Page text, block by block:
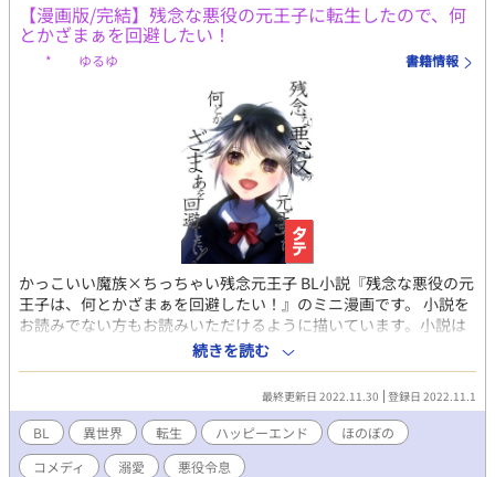
【漫画版/完結】残念な悪役の元王子に転生したので、何
とかざまぁを回避したい！
* ゆるゆ 書籍情報
かっこいい魔族×ちっちゃい残念元王子 BL小説『残念な悪役の元
王子は、何とかざまぁを回避したい！』のミニ漫画です。 小説を
お読みでない方もお読みいただけるように描いています。小説は
R18、漫画はR15くらいです。 自作の絵に戻しました！（笑） 皆
さまの応援のおかげで『もふもふ獣人に転生したら、最愛の推し
に溺愛されています』書籍化、心から、ありがとうございます！
続きを読む
最終更新日 2022.11.30 登録日 2022.11.1
BL 異世界 転生 ハッピーエンド
ほのぼの
コメディ
溺愛 悪役令息